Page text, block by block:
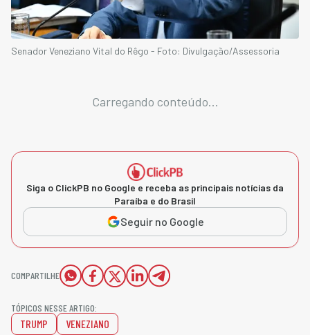
Senador Veneziano Vital do Rêgo - Foto: Divulgação/Assessoria
Carregando conteúdo...
Siga o ClickPB no Google e receba as principais notícias da
Paraíba e do Brasil
Seguir no Google
COMPARTILHE
TÓPICOS NESSE ARTIGO:
TRUMP VENEZIANO